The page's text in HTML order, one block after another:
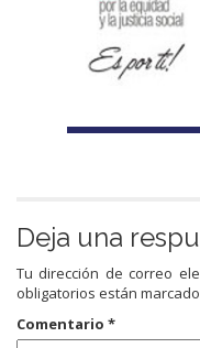
Deja una
Tu dirección de correo
obligatorios están
Comentario *